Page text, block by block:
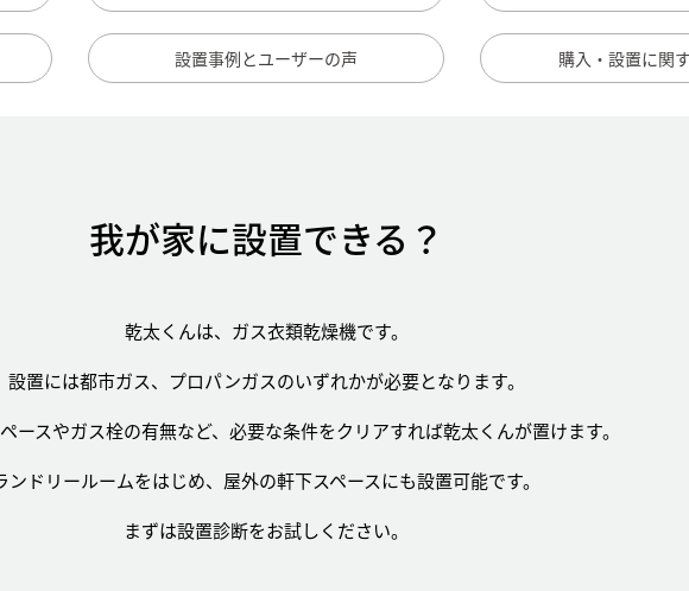
設置事例とユーザーの声 購入・設置に関
我が家に設置できる？
乾太くんは、ガス衣類乾燥機です。
設置には都市ガス、
プロパンガスのいずれかが必要となります。
ースやガス栓の有無など、 必要な条件をクリアすれば乾太くんが置けます。
ンドリールームをはじめ、 屋外の軒下スペースにも設置可能です。
まずは設置診断をお試しください。